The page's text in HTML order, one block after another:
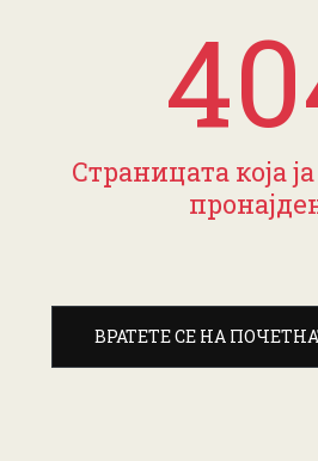
Страницата која
ВРАТЕТЕ СЕ НА